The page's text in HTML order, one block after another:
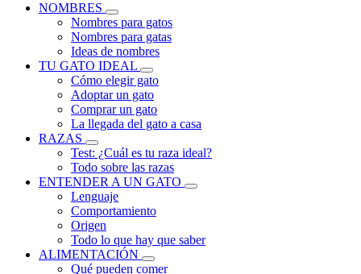
NOMBRES
Nombres para gatos
Nombres para gatas
Ideas de nombres
TU GATO IDEAL
Cómo elegir gato
Adoptar un gato
Comprar un gato
La llegada del gato a casa
RAZAS
Test: ¿Cuál es tu raza ideal?
Todo sobre las razas
ENTENDER A UN GATO
Lenguaje
Comportamiento
Origen
Todo lo que hay que saber
ALIMENTACIÓN
Qué pueden comer